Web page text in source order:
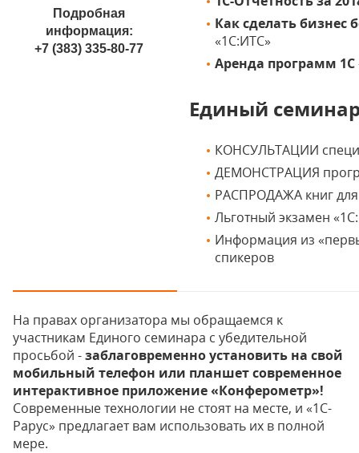
Подробная
информация:
+7 (383) 335-80-77
Как сделать бизнес
«1С:ИТС»
Аренда программ 1С
Единый
КОНСУЛЬТАЦИИ
ДЕМОНСТРАЦИЯ
РАСПРОДАЖА книг для
Льготный экзамен
Информация из
спикеров
На правах организатора мы обращаемся к
участникам Единого семинара с убедительной
просьбой -заблаговременно установить на свой
мобильный телефон или планшет современное
интерактивное приложение «Конферометр»!
Современные технологии не стоят на месте, и «1С-
Рарус» предлагает вам использовать их в полной
мере.